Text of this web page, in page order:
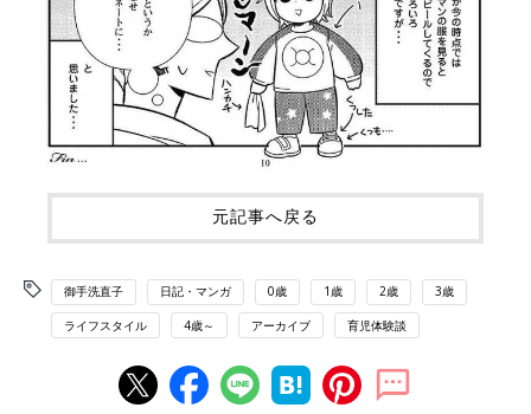
元記事へ戻る
御手洗直子 日記・マンガ 0歳 1歳 2歳 3歳
ライフスタイル 4歳～ アーカイブ 育児体験談